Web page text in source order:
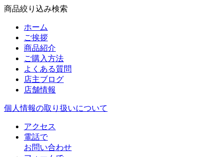
商品絞り込み検索
ホーム
ご挨拶
商品紹介
ご購入方法
よくある質問
店主ブログ
店舗情報
個人情報の取り扱いについて
アクセス
電話で
お問い合わせ